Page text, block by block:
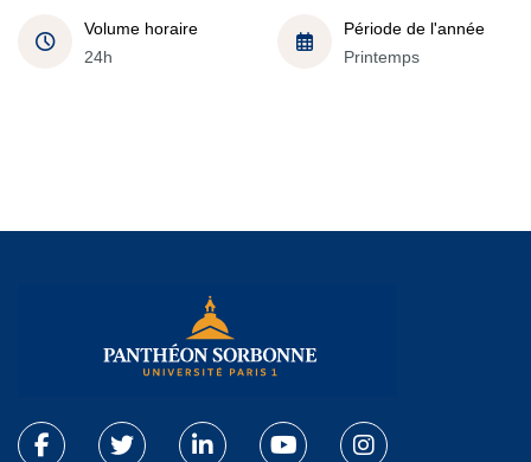
Volume horaire
24h
Période de l'année
Printemps